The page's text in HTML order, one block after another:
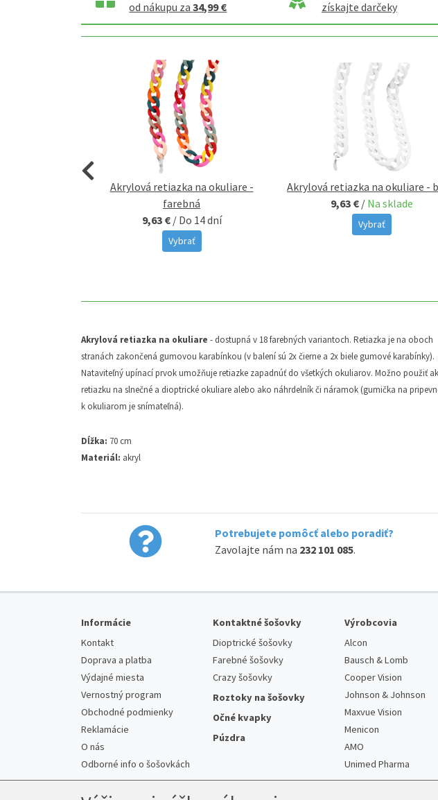
od nákupu za34,99 €
získajte darčeky
Akrylová retiazka na okuliare -
farebná
9,63 € / Do 14 dní
Vybrať
Akrylová retiazka na okuliare -
9,63 € / Na sklade
Vybrať
Akrylová retiazka na okuliare - dostupná v 18 farebných variantoch. Retiazka je na oboch
stranách zakončená gumovou karabínkou (v balení sú 2x čierne a 2x biele gumové karabínky).
Nataviteľný upínací prvok umožňuje retiazke zapadnúť do všetkých okuliarov. Možno použiť
retiazku na slnečné a dioptrické okuliare alebo ako náhrdelník či náramok (gumička na
k okuliarom je snímateľná).
Dĺžka: 70 cm
Materiál: akryl
Potrebujete pomôcť alebo poradiť?
Zavolajte nám na 232 101 085.
Informácie
Kontakt
Doprava a platba
Výdajné miesta
Vernostný program
Obchodné podmienky
Reklamácie
O nás
Odborné info o šošovkách
Kontaktné šošovky
Dioptrické šošovky
Farebné šošovky
Crazy šošovky
Roztoky na šošovky
Očné kvapky
Púzdra
Výrobcovia
Alcon
Bausch & Lomb
Cooper Vision
Johnson & Johnson
Maxvue Vision
Menicon
AMO
Unimed Pharma